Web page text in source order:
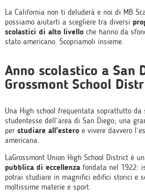
La California non ti deluderà e noi di MB
possiamo aiutarti a scegliere tra diversi
scolastici di alto livello che hanno da
stato americano. Scopriamoli insieme.
Anno scolastico a San
Grossmont School
Una High school frequentata soprattutto da
studentesse dell’area di San Diego; una
per studiare all’estero e vivere davvero
americana.
LaGrossmont Union High School District è
pubblica di eccellenza fondata nel 1922:
potrai studiare in magnifici edifici storici e
moltissime materie e sport.